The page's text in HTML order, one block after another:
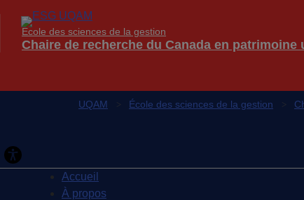
École des sciences de la gestion
Chaire de recherche du Canada en patrimoine
UQAM École des sciences de la gestion
Accueil
À propos